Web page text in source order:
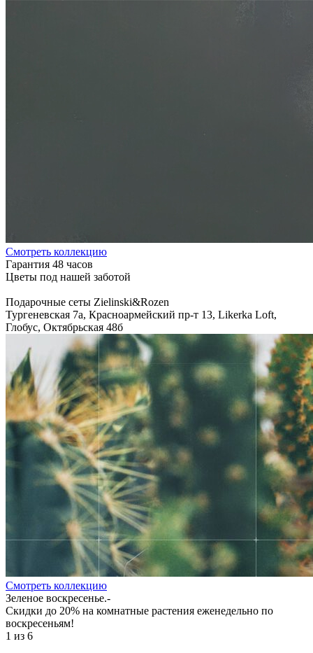
Cмотреть коллекцию
Гарантия 48 часов
Цветы под нашей заботой
Подарочные сеты Zielinski&Rozen
Тургеневская 7а, Красноармейский пр-т 13, Likerka Loft,
Глобус, Октябрьская 48б
Cмотреть коллекцию
Зеленое воскресенье.-
Скидки до 20% на комнатные растения еженедельно по
воскресеньям!
1 из 6